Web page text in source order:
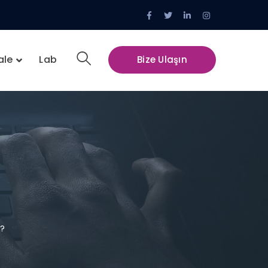
Facebook
Profile
Twitter
Profile
LinkedIn
Profile
Instagram
Profile
Bize Ulaşın
Lab